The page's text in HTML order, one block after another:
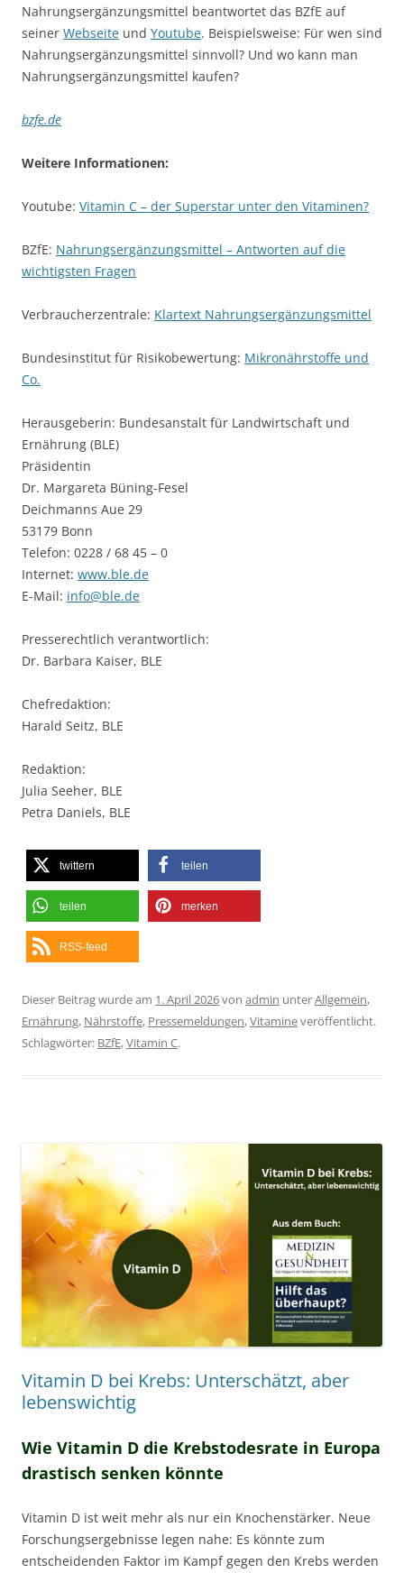
Nahrungsergänzungsmittel beantwortet das BZfE auf
seiner Webseite und Youtube. Beispielsweise: Für wen sind
Nahrungsergänzungsmittel sinnvoll? Und wo kann man
Nahrungsergänzungsmittel kaufen?
bzfe.de
Weitere Informationen:
Youtube: Vitamin C – der Superstar unter den Vitaminen?
BZfE: Nahrungsergänzungsmittel – Antworten auf die
wichtigsten Fragen
Verbraucherzentrale: Klartext Nahrungsergänzungsmittel
Bundesinstitut für Risikobewertung: Mikronährstoffe und
Co.
Herausgeberin: Bundesanstalt für Landwirtschaft und
Ernährung (BLE)
Präsidentin
Dr. Margareta Büning-Fesel
Deichmanns Aue 29
53179 Bonn
Telefon: 0228 / 68 45 – 0
Internet: www.ble.de
E-Mail: info@ble.de
Presserechtlich verantwortlich:
Dr. Barbara Kaiser, BLE
Chefredaktion:
Harald Seitz, BLE
Redaktion:
Julia Seeher, BLE
Petra Daniels, BLE
twittern teilen
teilen merken
RSS-feed
Dieser Beitrag wurde am 1. April 2026von admin unterAllgemein,
Ernährung, Nährstoffe, Pressemeldungen,Vitamineveröffentlicht.
Schlagwörter: BZfE,Vitamin C.
Vitamin D bei Krebs: Unterschätzt, aber
lebenswichtig
Wie Vitamin D die Krebstodesrate in Europa
drastisch senken könnte
Vitamin D ist weit mehr als nur ein Knochenstärker. Neue
Forschungsergebnisse legen nahe: Es könnte zum
entscheidenden Faktor im Kampf gegen den Krebs werden